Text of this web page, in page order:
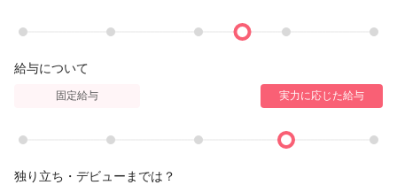
ブリーチ
▼パーマ
給与について
固定給与 実力に応じた給与
独り立ち・デビューまでは？